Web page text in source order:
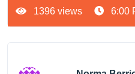
1396 views 6:00